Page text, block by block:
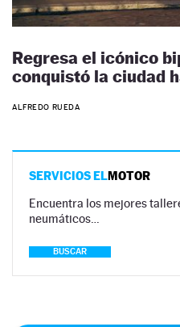
Regresa el icónico
conquistó la ciudad
ALFREDO RUEDA
SERVICIOS ELMOTOR
Encuentra los mejores
neumáticos…
BUSCAR